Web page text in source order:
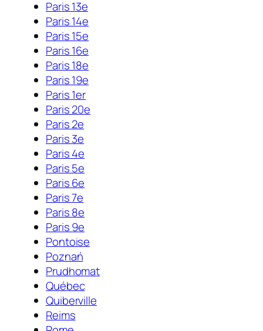
Paris 13e
Paris 14e
Paris 15e
Paris 16e
Paris 18e
Paris 19e
Paris 1er
Paris 20e
Paris 2e
Paris 3e
Paris 4e
Paris 5e
Paris 6e
Paris 7e
Paris 8e
Paris 9e
Pontoise
Poznań
Prudhomat
Québec
Quiberville
Reims